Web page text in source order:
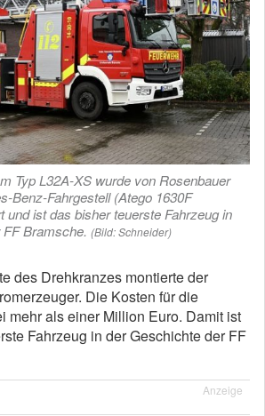
Typ L32A-XS wurde von Rosenbauer
Benz-Fahrgestell (Atego 1630F
und ist das bisher teuerste Fahrzeug in
Bramsche. (Bild: Schneider)
des Drehkranzes montierte der
Die Kosten für die
mehr als einer Million Euro. Damit ist
Fahrzeug in der Geschichte der FF
Anzeige